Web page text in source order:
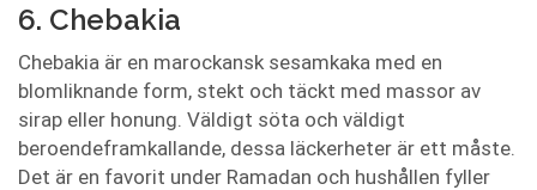
6. Chebakia
Chebakia är en marockansk sesamkaka med en
blomliknande form, stekt och täckt med massor av
sirap eller honung. Väldigt söta och väldigt
beroendeframkallande, dessa läckerheter är ett måste.
Det är en favorit under Ramadan och hushållen fyller